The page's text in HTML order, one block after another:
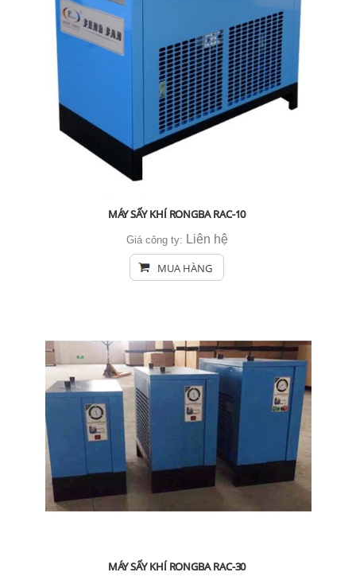
MÁY SẤY KHÍ RONGBA RAC-10
Giá công ty: Liên hệ
MUA HÀNG
MÁY SẤY KHÍ RONGBA RAC-30